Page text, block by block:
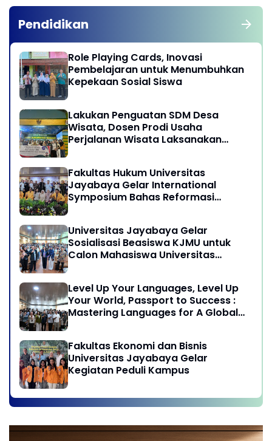
Pendidikan
Role Playing Cards, Inovasi
Pembelajaran untuk Menumbuhkan
Kepekaan Sosial Siswa
Lakukan Penguatan SDM Desa
Wisata, Dosen Prodi Usaha
Perjalanan Wisata Laksanakan
Sukamandi Masagi - Kabupaten
Subang, Jawa Barat
Fakultas Hukum Universitas
Jayabaya Gelar International
Symposium Bahas Reformasi
Universitas Jayabaya Gelar
Sosialisasi Beasiswa KJMU untuk
Calon Mahasiswa Universitas
Level Up Your Languages, Level Up
Your World, Passport to Success :
Mastering Languages for A Global
Fakultas Ekonomi dan Bisnis
Universitas Jayabaya Gelar
Kegiatan Peduli Kampus